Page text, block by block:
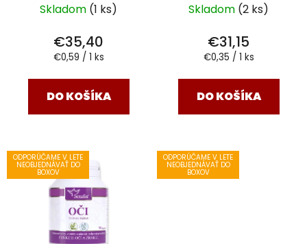
Skladom (1 ks)
€35,40
Jednotková
€0,59 / 1 ks
DO KOŠÍKA
Skladom (2 ks)
€31,15
Jednotková
€0,35 / 1 ks
DO KOŠÍKA
ODPORÚČAME V LETE
NEOBJEDNÁVAŤ DO
BOXOV
ODPORÚČAME V LETE
NEOBJEDNÁVAŤ DO
BOXOV